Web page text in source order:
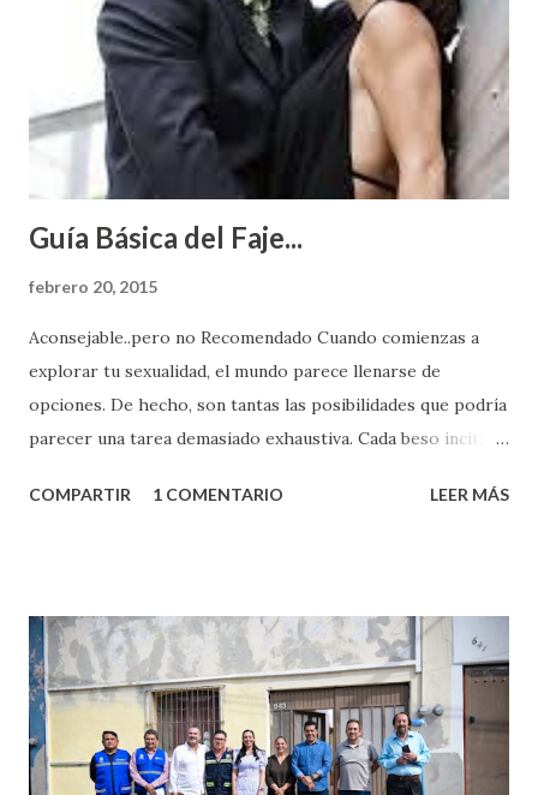
Guía Básica del Faje...
febrero 20, 2015
Aconsejable..pero no Recomendado Cuando comienzas a
explorar tu sexualidad, el mundo parece llenarse de
opciones. De hecho, son tantas las posibilidades que podría
parecer una tarea demasiado exhaustiva. Cada beso incita
partes de ti que jamás hubieras imaginado. El problema es
conoces ni la mitad de lo que deberías saber. Pero incluso
quienes ya han tenido relaciones sexuales no son expertos
o expertas en el tema. Siempre hay algo nuevo que
aprender y nuevas experiencias que conocer. Si eres una
chica y aún no has tenido relaciones sexuales, tal vez
COMPARTIR 1 COMENTARIO LEER MÁS